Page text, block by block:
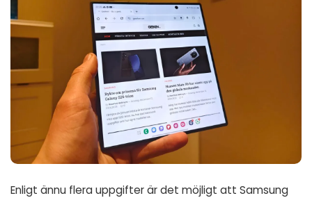
Enligt ännu flera uppgifter är det möjligt att Samsung